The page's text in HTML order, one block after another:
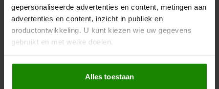
gepersonaliseerde advertenties en content, metingen aan
advertenties en content, inzicht in publiek en
productontwikkeling. U kunt kiezen wie uw gegevens
gebruikt en met welke doelen.
Als u het toestaat, willen we ook graag:
Informatie verzamelen over uw geografische
Alles toestaan